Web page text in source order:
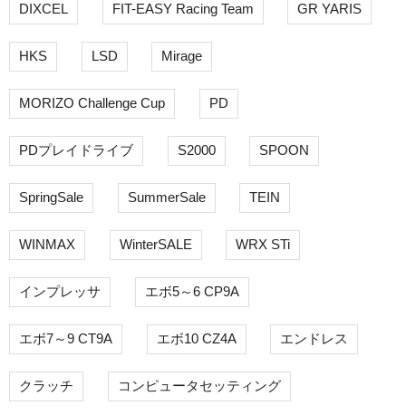
DIXCEL FIT-EASY Racing Team GR YARIS
HKS LSD Mirage
MORIZO Challenge Cup PD
PDプレイドライブ S2000 SPOON
SpringSale SummerSale TEIN
WINMAX WinterSALE WRX STi
インプレッサ エボ5～6 CP9A
エボ7～9 CT9A エボ10 CZ4A エンドレス
クラッチ コンピュータセッティング